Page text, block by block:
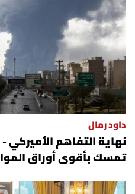
داود رمال
نهاية التفاهم الأميركي -
تمسك بأقوى أوراق